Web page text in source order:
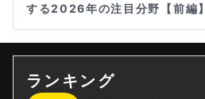
する2026年の注目分野【前編】
ランキング